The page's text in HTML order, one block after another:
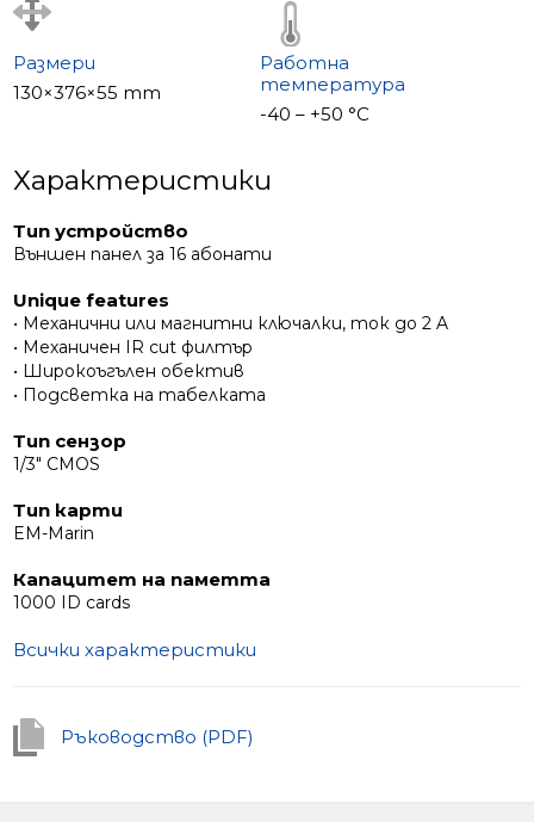
Размери
130×376×55 mm
Работна
температура
-40 – +50 °С
Характеристики
Тип устройство
Външен панел за 16 абонати
Unique features
• Механични или магнитни ключалки, ток до 2 A
• Механичен IR cut филтър
• Широкоъгълен обектив
• Подсветка на табелката
Тип сензор
1/3" CMOS
Тип карти
EM-Marin
Капацитет на паметта
1000 ID cards
Всички характеристики
Ръководство (PDF)